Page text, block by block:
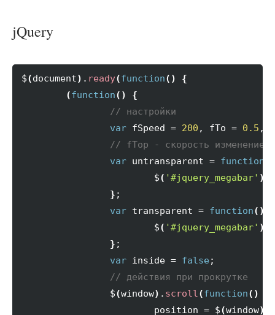
jQuery
$(document) . ready(function( )
{
(function( )
{
// настройки
var fSpeed = 200 , fTo = 0.5 ,
// fTop - скорость изменение
var untransparent = function
			$
( '#jquery_megabar' )
} ;
var transparent = function( )
			$
( '#jquery_megabar' )
} ;
var inside = false ;
// действия при прокрутке
   		$
(window) . scroll(function( )
			position = $
(window)